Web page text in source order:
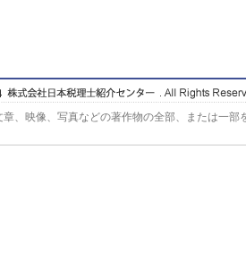
、映像、写真などの著作物の全部、または一